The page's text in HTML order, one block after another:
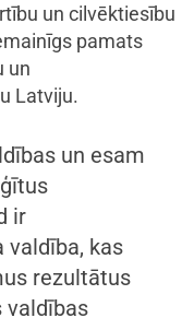
un cilvēktiesību
pamats
un
Latviju.
un esam
ir
valdība, kas
rezultātus
valdības